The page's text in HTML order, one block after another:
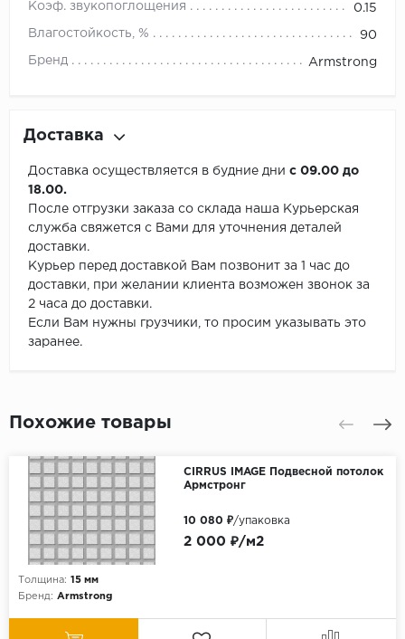
Коэф. звукопоглощения 0.15
Влагостойкость, % 90
Бренд Armstrong
Доставка
Доставка осуществляется в будние дни с 09.00 до
18.00.
После отгрузки заказа со склада наша Курьерская
служба свяжется с Вами для уточнения деталей
доставки.
Курьер перед доставкой Вам позвонит за 1 час до
доставки, при желании клиента возможен звонок за
2 часа до доставки.
Если Вам нужны грузчики, то просим указывать это
заранее.
Похожие товары
CIRRUS IMAGE Подвесной потолок
Армстронг
Толщина: 15 мм
Бренд: Armstrong
2 000 ₽/м2
10 080 ₽/упаковка